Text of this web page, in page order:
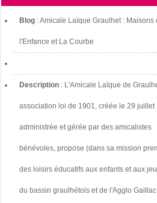
Blog : Amicale Laïque Graulhet : Maisons
l'Enfance et La Courbe
Description : L'Amicale Laïque de
association loi de 1901, créée le 29 juillet
administrée et gérée par des amicalistes
bénévoles, propose (dans sa mission
des loisirs éducatifs aux enfants et aux
du bassin graulhétois et de l'Agglo